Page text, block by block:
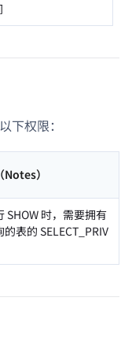
下权限：
）
SHOW 时，需要拥有
表的 SELECT_PRIV